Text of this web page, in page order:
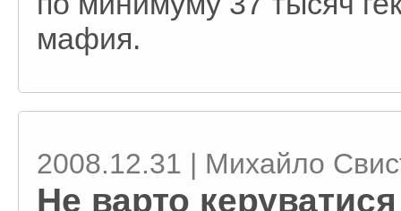
мафия.
2008.12.31 | Михайло
Не варто